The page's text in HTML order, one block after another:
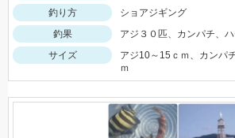
釣り方
ショアジギング
釣果
アジ３０匹、カンパチ、
サイズ
アジ10～15ｃｍ、カンパ
ｍ